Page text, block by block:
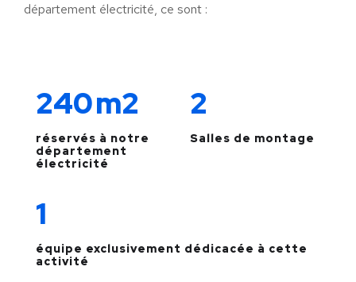
département électricité, ce sont :
240m2
réservés à notre
département
électricité
2
Salles de montage
1
équipe exclusivement dédicacée à cette
activité